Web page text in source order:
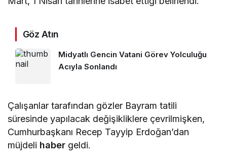
Göz Atın
Midyatlı Gencin Vatani Görev Yolculuğu
Acıyla Sonlandı
Çalışanlar tarafından gözler Bayram tatili
süresinde yapılacak değişikliklere çevrilmişken,
Cumhurbaşkanı Recep Tayyip Erdoğan’dan
müjdeli haber geldi.